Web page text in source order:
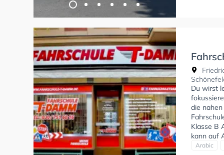
Du wirst
die
Klasse B
kann auf
Erste-
Arabic